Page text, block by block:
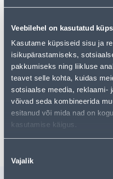
Veebilehel on kasutatud
Kasutame küpsiseid sisu ja
isikupärastamiseks,
pakkumiseks ning liikluse
teavet selle kohta, kuidas
sotsiaalse meedia, reklaami-
võivad seda kombineerida
esitanud või mida nad on
kasutamise käigus.
valik
Vajalik
• Terasest postkast
• Mõõtmed 29,1 x 42,4 x 17
• Must pulbervärvitud pind.
• 14-päevane
Eeldatav kojuvedu 4,99 €
Tarne pakiautomaati al.